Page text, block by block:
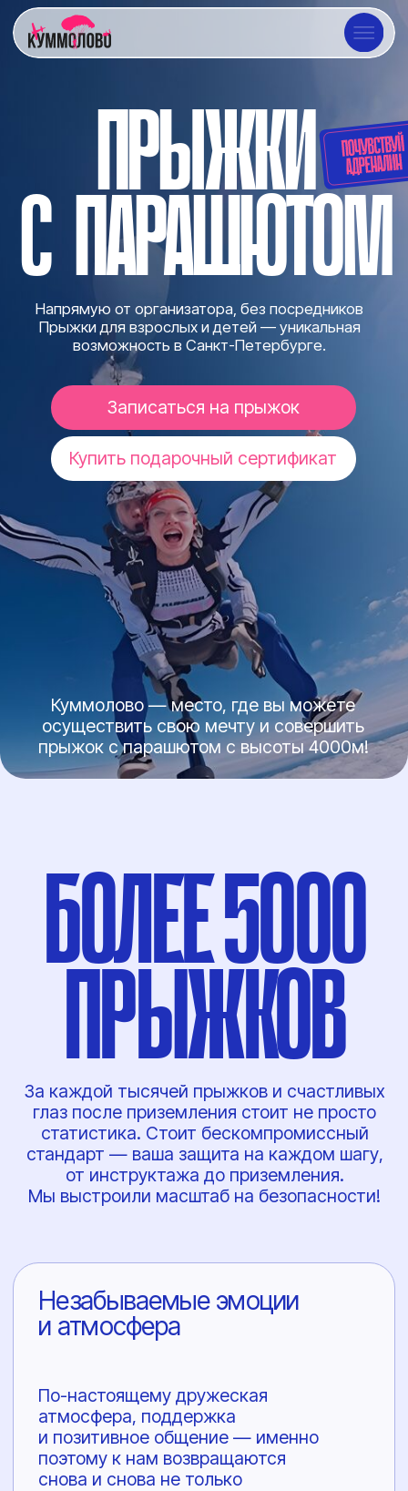
Куммолово — место, где вы можете
осуществить свою мечту и совершить
прыжок с парашютом с высоты 4000м!
Записаться на прыжок
Купить подарочный сертификат
ПРЫЖКИ
С ПАРАШЮТОМ
Напрямую от организатора, без посредников
Прыжки для взрослых и детей — уникальная
возможность в Санкт-Петербурге.
За каждой тысячей прыжков и счастливых
Незабываемые эмоции
и атмосфера
Инструктаж
по безопасности
атмосфера, поддержка
и позитивное общение — именно
поэтому к нам возвращаются
снова и снова не только
Это основа всего прыжка.
За 15−30 минут мы подробно
готовы.
Инструкторы
с колоссальным опытом
В нашей команде — мастера
спорта и чемпионы, за плечами
которых тысячи прыжков. Это не
просто профессионалы, а
признанные эксперты.
БОЛЕЕ 5000
ПРЫЖКОВ